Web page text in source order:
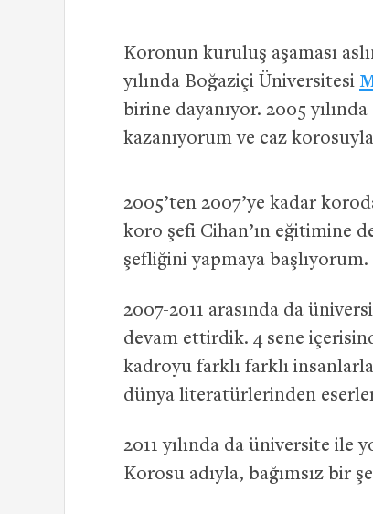
Koronun kuruluş aşaması
yılında Boğaziçi Üniversitesi
birine dayanıyor. 2005
kazanıyorum ve caz
2005’ten 2007’ye kadar
koro şefi Cihan’ın eğitimine
şefliğini yapmaya başlıyorum.
2007-2011 arasında da
devam ettirdik. 4 sene
kadroyu farklı farklı
dünya literatürlerinden
2011 yılında da üniversite ile
Korosu adıyla, bağımsız bir